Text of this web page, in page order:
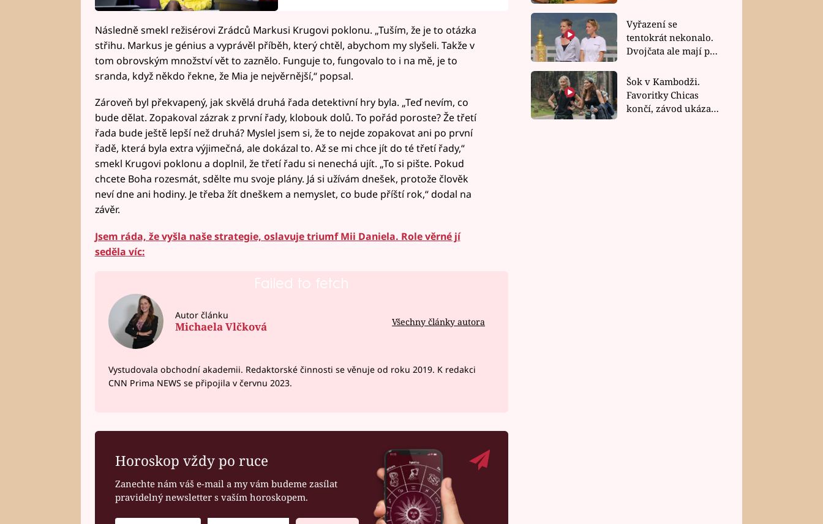
Následně smekl režisérovi Zrádců Markusi Krugovi poklonu. „Tuším, že je to otázka
střihu. Markus je génius a vyprávěl příběh, který chtěl, abychom my slyšeli. Takže v
tom obrovským množství vět to zaznělo. Funguje to, fungovalo to i na mě, je to
sranda, když někdo řekne, že Mia je nejvěrnější,“ popsal.
Zároveň byl překvapený, jak skvělá druhá řada detektivní hry byla. „Teď nevím, co
bude dělat. Zopakoval zázrak z první řady, klobouk dolů. To pořád poroste? Že třetí
řada bude ještě lepší než druhá? Myslel jsem si, že to nejde zopakovat ani po první
řadě, která byla extra výjimečná, ale dokázal to. Až se mi chce jít do té třetí řady,“
smekl Krugovi poklonu a doplnil, že třetí řadu si nenechá ujít. „To si pište. Pokud
chcete Boha rozesmát, sdělte mu svoje plány. Já si užívám dnešek, protože člověk
neví dne ani hodiny. Je třeba žít dneškem a nemyslet, co bude příští rok,“ dodal na
závěr.
Jsem ráda, že vyšla naše strategie, oslavuje triumf Mii Daniela. Role věrné jí
seděla víc:
Failed to fetch
Autor článku
Michaela Vlčková Všechny články autora
Vystudovala obchodní akademii. Redaktorské činnosti se věnuje od roku 2019. K redakci
CNN Prima NEWS se připojila v červnu 2023.
Horoskop vždy po ruce
Zanechte nám váš e-mail a my vám budeme zasílat
pravidelný newsletter s vaším horoskopem.
rychlé recepty
Vyřazení se
tentokrát nekonalo.
Dvojčata ale mají po
závodu nůž na krku
Šok v Kambodži.
Favoritky Chicas
končí, závod ukázal